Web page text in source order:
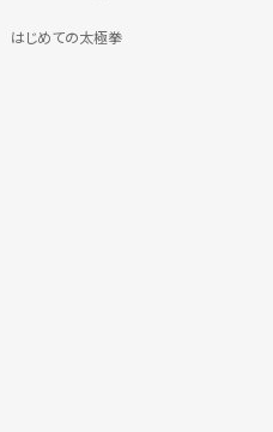
はじめての太極拳